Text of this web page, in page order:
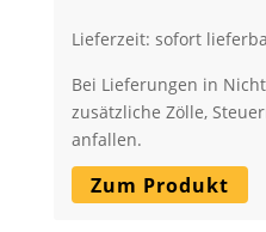
Lieferzeit: sofort
Bei Lieferungen in
zusätzliche Zölle,
anfallen.
Zum Produkt